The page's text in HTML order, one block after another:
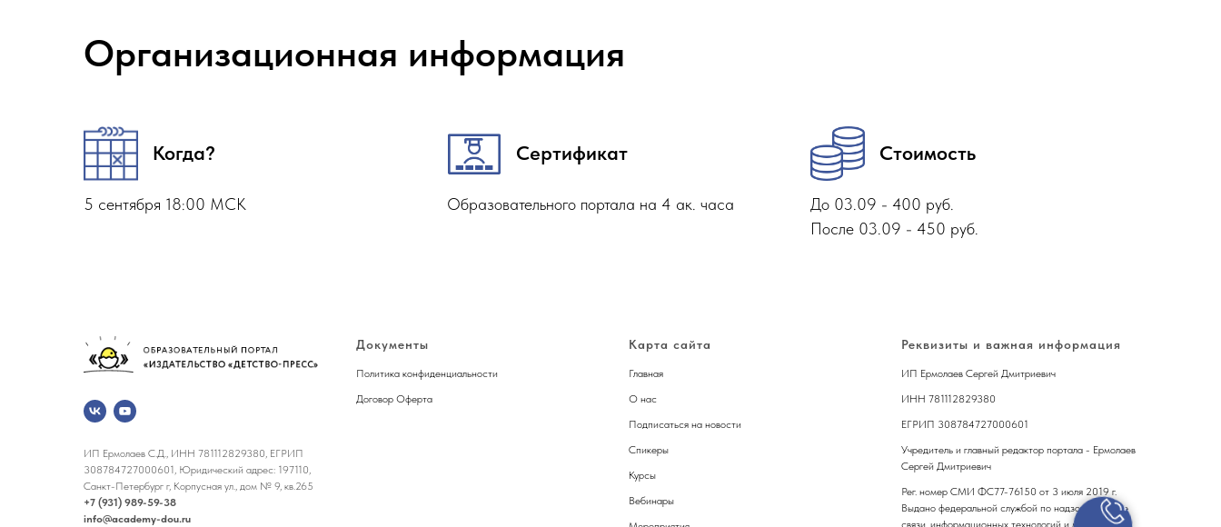
Организационная информация
Когда?
5 сентября 18:00 МСК
Сертификат
Образовательного портала на 4 ак. часа
Стоимость
До 03.09 - 400 руб.
После 03.09 - 450 руб.
ИП Ермолаев С.Д., ИНН 781112829380, ЕГРИП
308784727000601, Юридический адрес: 197110,
Санкт-Петербург г, Корпусная ул., дом № 9, кв.265
+7 (931) 989-59-38
info@academy-dou.ru
Документы
Политика конфиденциальности
Договор Оферта
Карта сайта
Главная
О нас
Подписаться на новости
Спикеры
Курсы
Вебинары
Реквизиты и важная информация
ИП Ермолаев Сергей Дмитриевич
ИНН 781112829380
ЕГРИП 308784727000601
Учредитель и главный редактор портала - Ермолаев
Сергей Дмитриевич
Рег. номер СМИ ФС77-76150 от 3 июля 2019 г.
Выдано федеральной службой по надзору в сфере
связи, информационных технологий и массовых